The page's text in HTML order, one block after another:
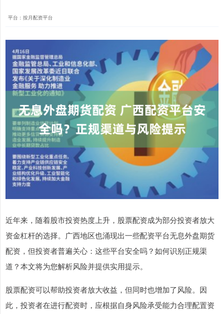
平台：按月配资平台
近年来，随着股市投资热度上升，股票配资成为部分投资者放大
资金杠杆的选择。广西地区也涌现出一些配资平台无息外盘期货
配资，但投资者普遍关心：这些平台安全吗？如何识别正规渠
道？本文将为您解析风险并提供实用提示。
股票配资可以帮助投资者放大收益，但同时也增加了风险。因
此，投资者在进行配资时，应根据自身风险承受能力合理配置资